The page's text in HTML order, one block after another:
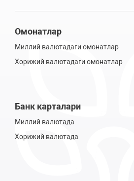
Омонатлар
Миллий валютадаги омонатлар
Хорижий валютадаги омонатлар
Банк карталари
Миллий валютада
Хорижий валютада